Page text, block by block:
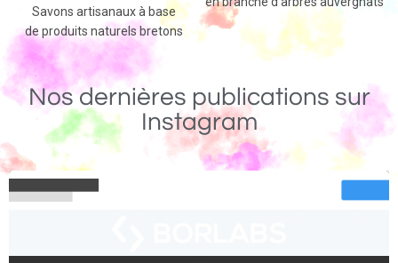
Nos dernières publications sur
Instagram